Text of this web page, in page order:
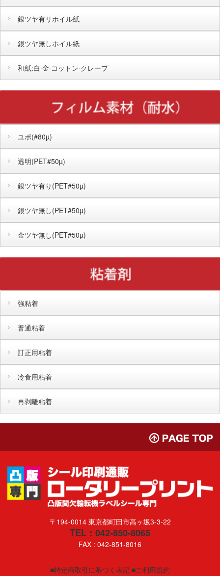
銀ツヤ有リホイル紙
銀ツヤ無しホイル紙
和紙:白·金·コットン·クレープ
ユポ(#80µ)
透明(PET#50µ)
銀ツヤ有り(PET#50µ)
銀ツヤ無し(PET#50µ)
金ツヤ無し(PET#50µ)
強粘着
普通粘着
訂正用粘着
冷食用粘着
再剥離粘着
〒194-0014 東京都町田市高ヶ坂3-3-22
TEL：042-850-8065
FAX : 042-851-8016
■特定商取引に基づく表記 ■ご利用規約